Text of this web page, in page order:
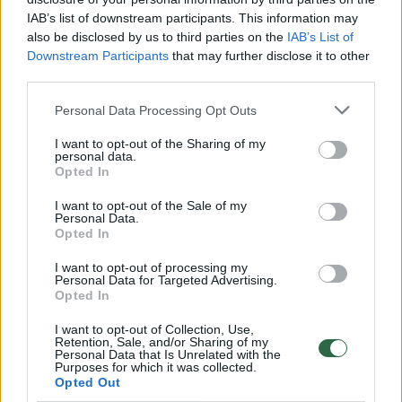
IAB’s list of downstream participants. This information may
also be disclosed by us to third parties on the IAB’s List of
Downstream Participants that may further disclose it to other
Personal Data Processing Opt Outs
I want to opt-out of the Sharing of my
personal data.
Opted In
I want to opt-out of the Sale of my
Personal Data.
Opted In
I want to opt-out of processing my
Personal Data for Targeted Advertising.
Opted In
I want to opt-out of Collection, Use,
Retention, Sale, and/or Sharing of my
Personal Data that Is Unrelated with the
Purposes for which it was collected.
Opted Out
00:00:30
Vaizdai iš tragiškos avarijos Vilniaus r.: dviejų moterų ir
vaiko gyvybių išgelbėti nepavyko
Savaitės vidurys nusimato karštas: temperatūra kils iki
32 laipsnių šilumos
vaizdas pribloškia
Žinios | Lietuvos diena
00:15:54
V. Zalužno pasisakymą laiko bandymu įsitvirtinti
Ukrainos politikoje: jis yra neteisus